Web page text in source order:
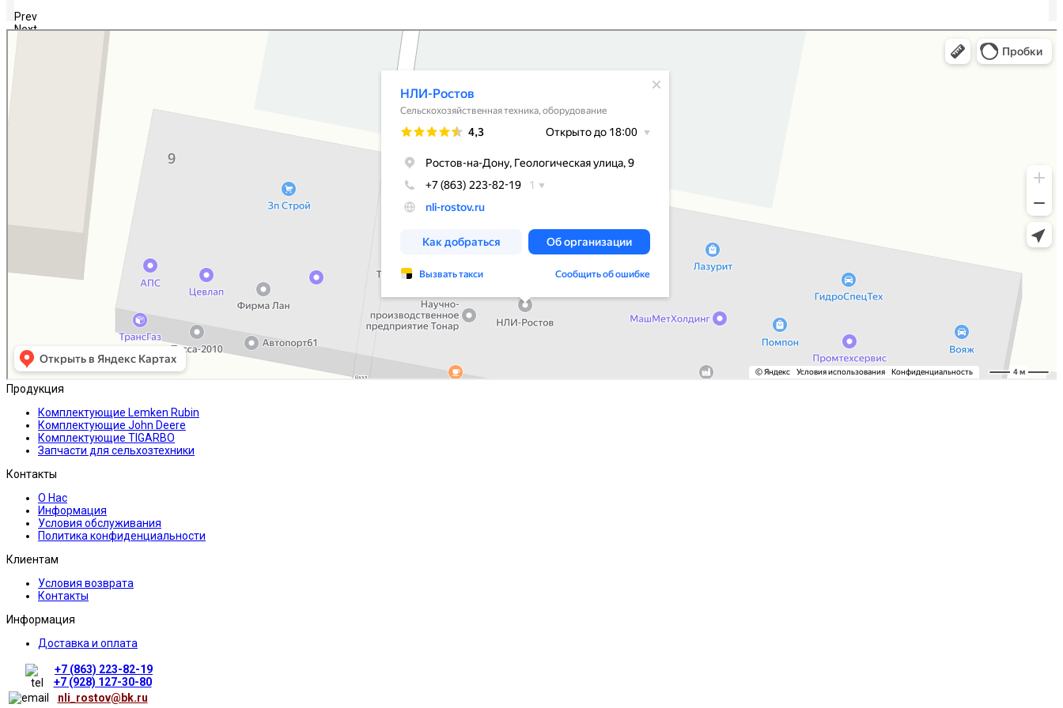
Prev
Next
НЛИ-Ростов
Сельскохозяйственная техника, оборудование в Ростове‑на‑Дону
Продукция
Комплектующие Lemken Rubin
Комплектующие John Deere
Комплектующие TIGARBO
Запчасти для сельхозтехники
Контакты
О Нас
Информация
Условия обслуживания
Политика конфиденциальности
Клиентам
Условия возврата
Контакты
Информация
Доставка и оплата
+7 (863) 223-82-19
+7 (928) 127-30-80
nli_rostov@bk.ru